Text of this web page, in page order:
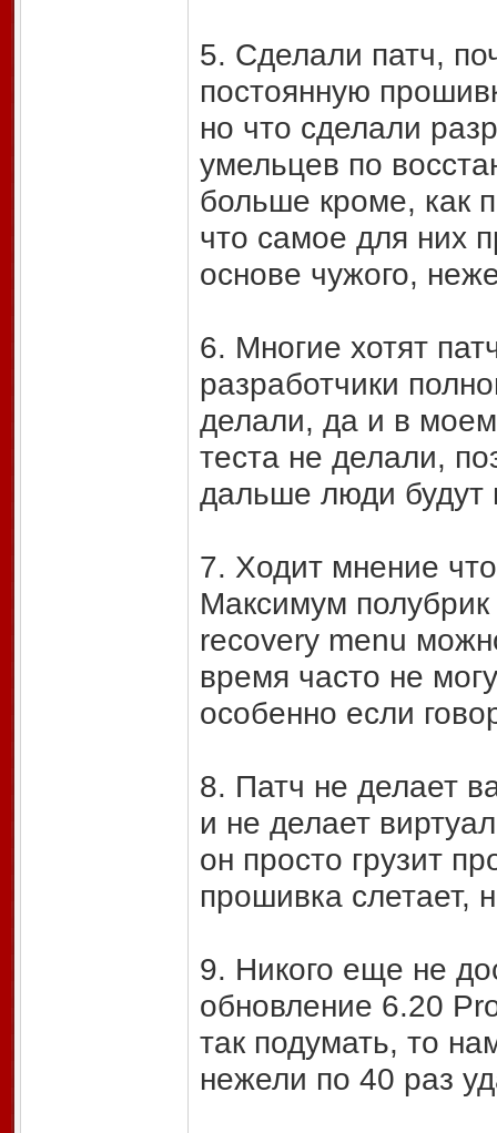
5. Сделали патч,
постоянную
но что сделали
умельцев по
больше кроме, как
что самое для них
основе чужого,
6. Многие хотят
разработчики
делали, да и в
теста не делали,
дальше люди будут
7. Ходит мнение
Максимум
recovery menu
время часто не
особенно если
8. Патч не делает
и не делает
он просто грузит
прошивка слетает,
9. Никого еще не
обновление 6.20
так подумать, то
нежели по 40 раз